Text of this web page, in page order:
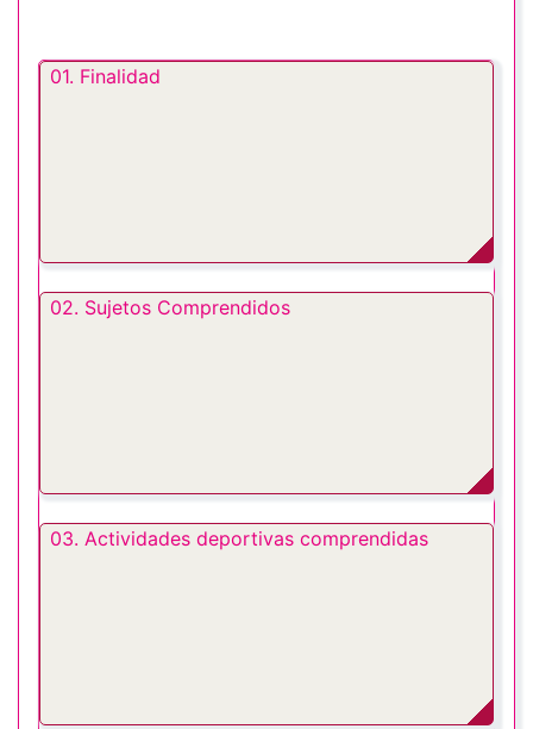
01. Finalidad
02. Sujetos Comprendidos
03. Actividades deportivas comprendidas